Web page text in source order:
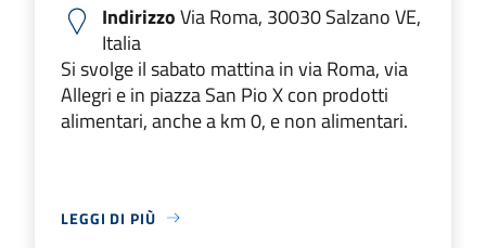
IndirizzoVia Roma, 30030 Salzano VE,
Italia
Si svolge il sabato mattina in via Roma, via
Allegri e in piazza San Pio X con prodotti
alimentari, anche a km 0, e non alimentari.
LEGGI DI PIÙ